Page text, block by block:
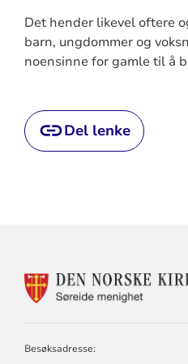
Det hender likevel oftere
barn, ungdommer og
noensinne for gamle til å
Del lenke
Besøksadresse: